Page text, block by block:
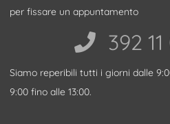
per fissare un appuntamento
392
Siamo reperibili tutti i giorni dalle
9:00 fino alle 13:00.